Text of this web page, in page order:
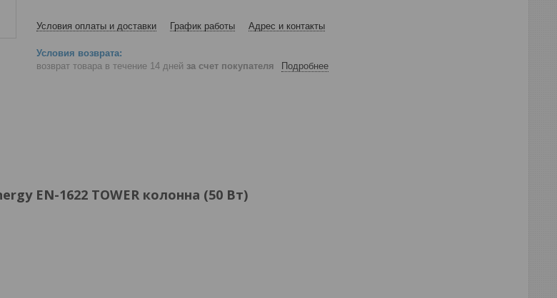
Условия оплаты и доставки График работы Адрес и контакты
возврат товара в течение 14 дней за счет покупателя Подробнее
EN-1622 TOWER колонна (50 Вт)